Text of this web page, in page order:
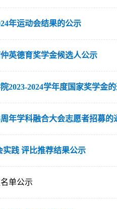
年运动会结果的公示
英德育奖学金候选人公示
2023-2024学年度国家奖学金的
年学科融合大会志愿者招募的
实践 评比推荐结果公示
单公示